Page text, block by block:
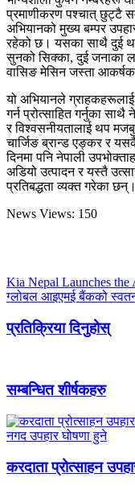
प्रमाणीकरण पश्चात् छुट्टै
अभियानको मुख्य बम्पर
रहेको छ। यसका साथै दुई
सुनको सिक्का, दुई जनाका
वासिङ मेसिन जस्ता
यो अभियानले
गर्न प्रोत्साहित गर्नुका
र विश्वसनीयतालाई थप
चार्जिङ ब्रान्ड एङ्कर र
दिनमा पनि नेपाली
अडियो उत्पादन र यस्तै
प्रतिबद्धता व्यक्त गरेका छन्।
News Views: 150
Kia Nepal Launches
ग्लोबल आइएमई बैंकको
प्रतिक्रिया दिनुहोस्
सम्बन्धित शीर्षकहरु
करदाता प्रोत्साहन